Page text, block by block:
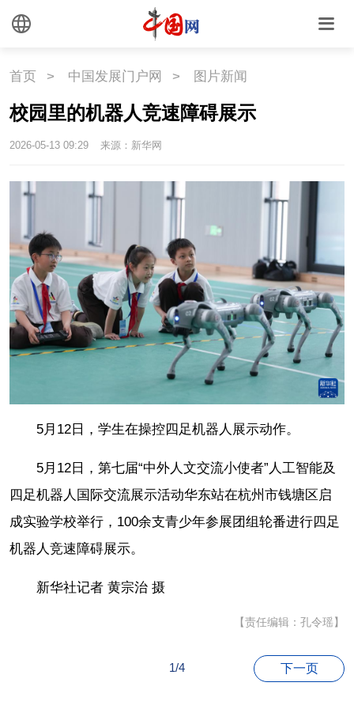
旅游
中国瓷
助残 一带一路
海洋 草原 湾区
联盟 心理 老年
首页 > 中国发展门户网 > 图片新闻
校园里的机器人竞速障碍展示
2026-05-13 09:29 来源：新华网
5月12日，学生在操控四足机器人展示动作。
5月12日，第七届“中外人文交流小使者”人工智能及
四足机器人国际交流展示活动华东站在杭州市钱塘区启
成实验学校举行，100余支青少年参展团组轮番进行四足
机器人竞速障碍展示。
新华社记者 黄宗治 摄
【责任编辑：孔令瑶】
1/4 下一页